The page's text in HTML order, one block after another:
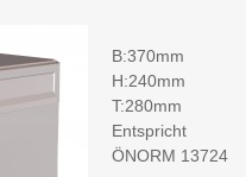
B:370mm
H:240mm
T:280mm
Entspricht
ÖNORM 13724